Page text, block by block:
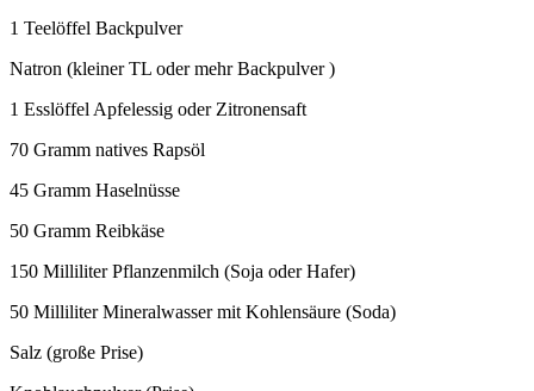
1 Teelöffel Backpulver
Natron (kleiner TL oder mehr Backpulver )
1 Esslöffel Apfelessig oder Zitronensaft
70 Gramm natives Rapsöl
45 Gramm Haselnüsse
50 Gramm Reibkäse
150 Milliliter Pflanzenmilch (Soja oder Hafer)
50 Milliliter Mineralwasser mit Kohlensäure (Soda)
Salz (große Prise)